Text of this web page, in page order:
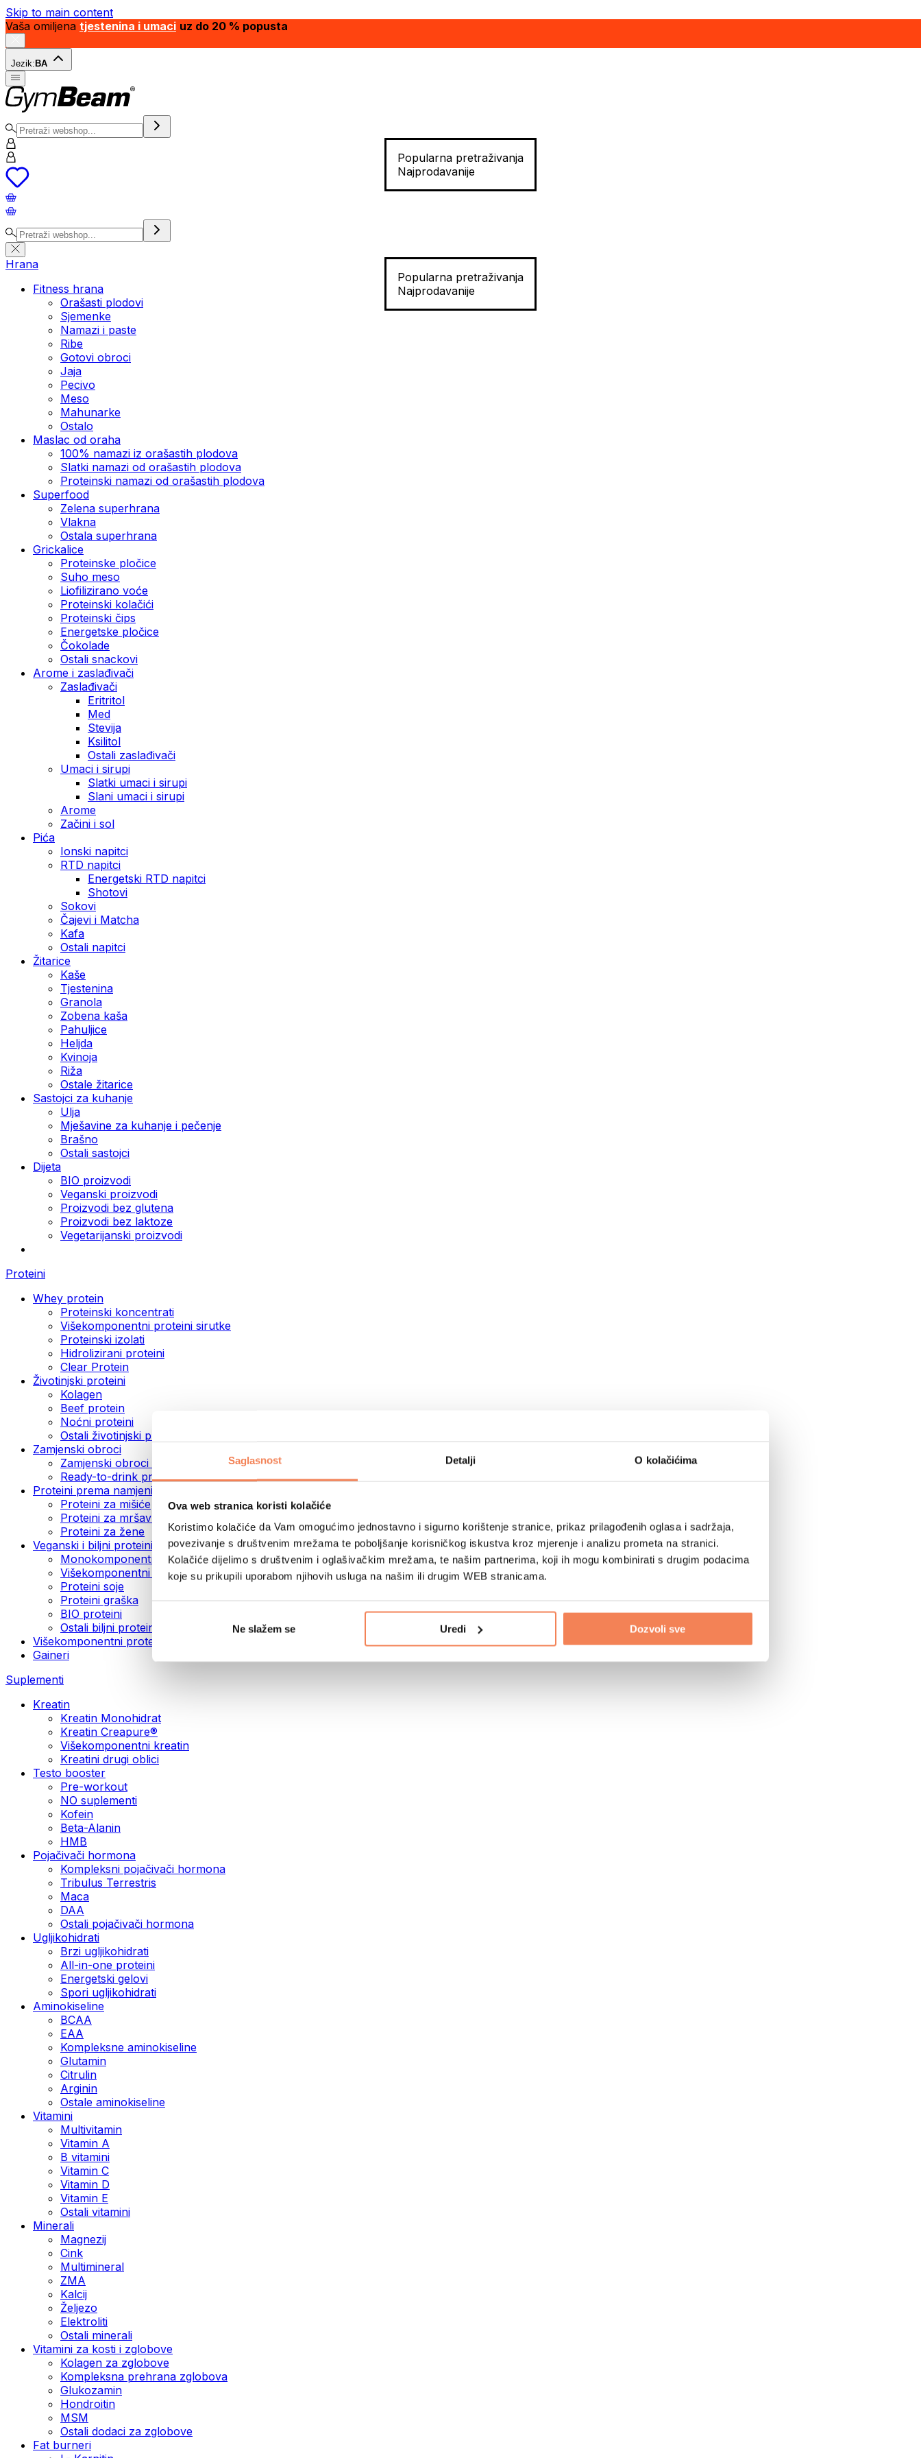
Saglasnost Detalji O kolačićima
Ova web stranica koristi kolačiće
Koristimo kolačiće da Vam omogućimo jednostavno i sigurno korištenje stranice, prikaz prilagođenih oglasa i sadržaja,
povezivanje s društvenim mrežama te poboljšanje korisničkog iskustva kroz mjerenje i analizu prometa na stranici.
Kolačiće dijelimo s društvenim i oglašivačkim mrežama, te našim partnerima, koji ih mogu kombinirati s drugim podacima
koje su prikupili uporabom njihovih usluga na našim ili drugim WEB stranicama.
Ne slažem se Uredi Dozvoli sve
Skip to main content
Vaša omiljena tjestenina i umaci uz do 20 % popusta
Jezik: BA
Popularna pretraživanja
Najprodavanije
Popularna pretraživanja
Najprodavanije
Hrana
Fitness hrana
Orašasti plodovi
Sjemenke
Namazi i paste
Ribe
Gotovi obroci
Jaja
Pecivo
Meso
Mahunarke
Ostalo
Maslac od oraha
100% namazi iz orašastih plodova
Slatki namazi od orašastih plodova
Proteinski namazi od orašastih plodova
Superfood
Zelena superhrana
Vlakna
Ostala superhrana
Grickalice
Proteinske pločice
Suho meso
Liofilizirano voće
Proteinski kolačići
Proteinski čips
Energetske pločice
Čokolade
Ostali snackovi
Arome i zaslađivači
Zaslađivači
Eritritol
Med
Stevija
Ksilitol
Ostali zaslađivači
Umaci i sirupi
Slatki umaci i sirupi
Slani umaci i sirupi
Arome
Začini i sol
Pića
Ionski napitci
RTD napitci
Energetski RTD napitci
Shotovi
Sokovi
Čajevi i Matcha
Kafa
Ostali napitci
Žitarice
Kaše
Tjestenina
Granola
Zobena kaša
Pahuljice
Heljda
Kvinoja
Riža
Ostale žitarice
Sastojci za kuhanje
Ulja
Mješavine za kuhanje i pečenje
Brašno
Ostali sastojci
Dijeta
BIO proizvodi
Veganski proizvodi
Proizvodi bez glutena
Proizvodi bez laktoze
Vegetarijanski proizvodi
Proteini
Whey protein
Proteinski koncentrati
Višekomponentni proteini sirutke
Proteinski izolati
Hidrolizirani proteini
Clear Protein
Životinjski proteini
Kolagen
Beef protein
Noćni proteini
Ostali životinjski proteini
Zamjenski obroci
Zamjenski obroci u prahu
Ready-to-drink proteinski napici
Proteini prema namjeni
Proteini za mišiće
Proteini za mršavljenje
Proteini za žene
Veganski i biljni proteini
Monokomponentni veganski proteini
Višekomponentni veganski proteini
Proteini soje
Proteini graška
BIO proteini
Ostali biljni proteini
Višekomponentni protein
Gaineri
Suplementi
Kreatin
Kreatin Monohidrat
Kreatin Creapure®
Višekomponentni kreatin
Kreatini drugi oblici
Testo booster
Pre-workout
NO suplementi
Kofein
Beta-Alanin
HMB
Pojačivači hormona
Kompleksni pojačivači hormona
Tribulus Terrestris
Maca
DAA
Ostali pojačivači hormona
Ugljikohidrati
Brzi ugljikohidrati
All-in-one proteini
Energetski gelovi
Spori ugljikohidrati
Aminokiseline
BCAA
EAA
Kompleksne aminokiseline
Glutamin
Citrulin
Arginin
Ostale aminokiseline
Vitamini
Multivitamin
Vitamin A
B vitamini
Vitamin C
Vitamin D
Vitamin E
Ostali vitamini
Minerali
Magnezij
Cink
Multimineral
ZMA
Kalcij
Željezo
Elektroliti
Ostali minerali
Vitamini za kosti i zglobove
Kolagen za zglobove
Kompleksna prehrana zglobova
Glukozamin
Hondroitin
MSM
Ostali dodaci za zglobove
Fat burneri